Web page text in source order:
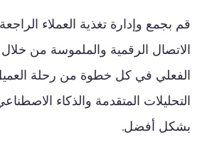
قم بجمع وإدارة تغذية العملاء الراجعة
الاتصال الرقمية والملموسة من خلال
الفعلي في كل خطوة من رحلة
التحليلات المتقدمة والذكاء
بشكل أفضل.